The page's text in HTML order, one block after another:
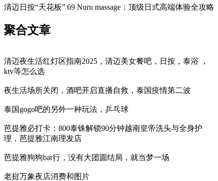
清迈日按“天花板” 69 Nuru massage：顶级日式高端体验全攻略
聚合文章
清迈夜生活红灯区指南2025，清迈美女餐吧，日按，泰浴 ，
ktv等怎么选
夜生活场所关闭，酒吧开启直播自救，泰国疫情第二波
泰国gogo吧的另外一种玩法，乒乓球
芭提雅必打卡：800泰铢解锁90分钟越南皇帝洗头与全身护
理，芭提雅江南理发店
芭提雅狗狗bar行，没有大团圆结局，就当梦一场
老挝万象夜店消费和图片